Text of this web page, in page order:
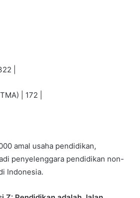
|
| 172 |
amal usaha pendidikan,
penyelenggara pendidikan non-
Indonesia.